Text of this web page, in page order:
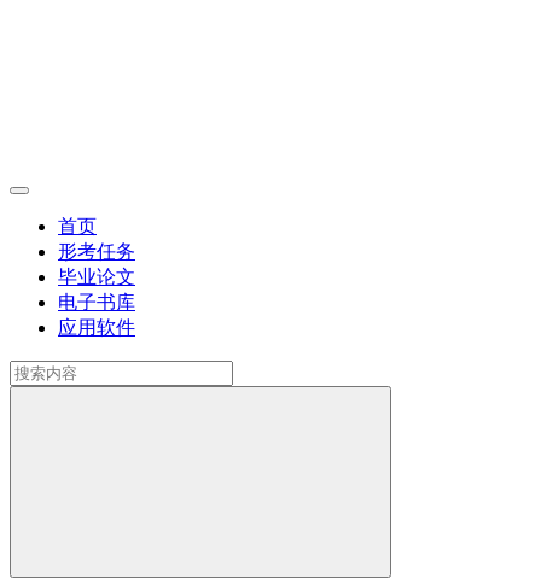
首页
形考任务
毕业论文
电子书库
应用软件